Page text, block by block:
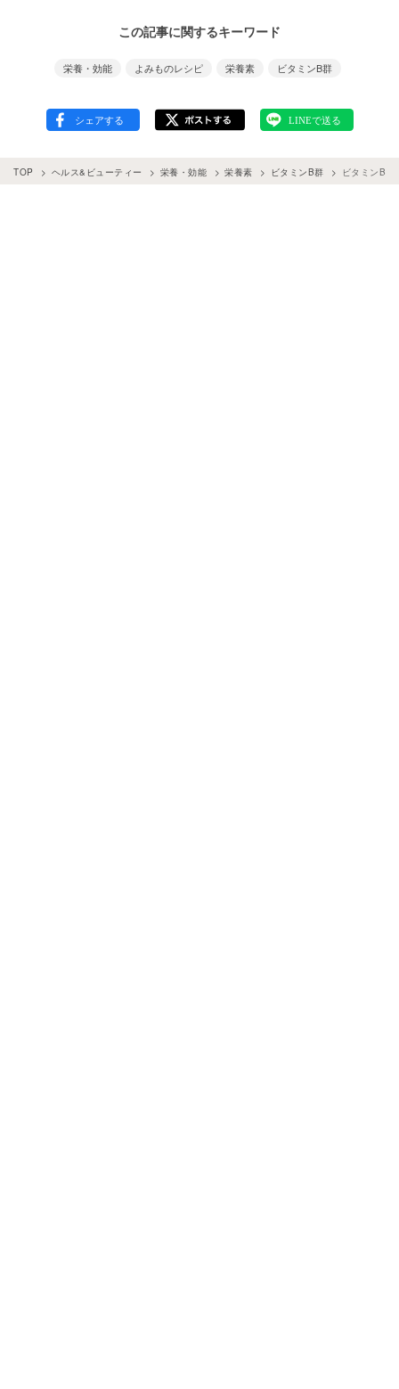
この記事に関するキーワード
栄養・効能 よみものレシピ 栄養素 ビタミンB群
TOP ヘルス&ビューティー 栄養・効能 栄養素 ビタミンB群 ビタミンB2